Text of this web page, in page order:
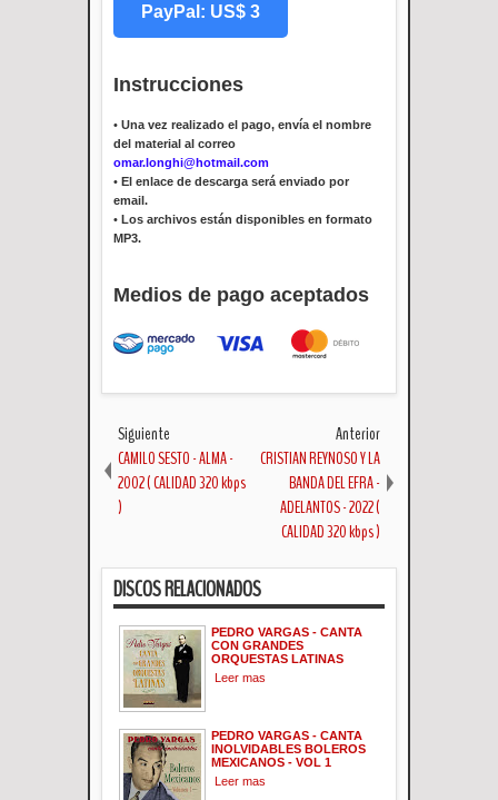
PayPal: US$ 3
Instrucciones
• Una vez realizado el pago, envía el nombre
del material al correo
omar.longhi@hotmail.com
• El enlace de descarga será enviado por
email.
• Los archivos están disponibles en formato
MP3.
Medios de pago aceptados
Siguiente
CAMILO SESTO - ALMA -
2002 ( CALIDAD 320 kbps
)
Anterior
CRISTIAN REYNOSO Y LA
BANDA DEL EFRA -
ADELANTOS - 2022 (
CALIDAD 320 kbps )
DISCOS RELACIONADOS
PEDRO VARGAS - CANTA
CON GRANDES
ORQUESTAS LATINAS
Leer mas
PEDRO VARGAS - CANTA
INOLVIDABLES BOLEROS
MEXICANOS - VOL 1
Leer mas